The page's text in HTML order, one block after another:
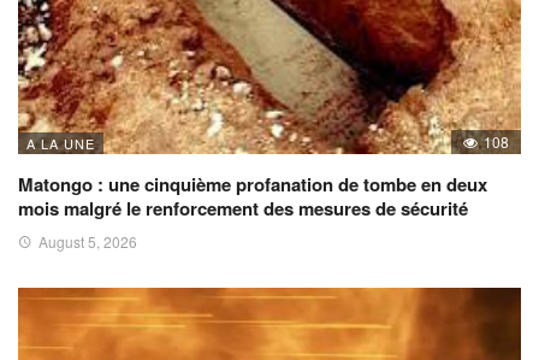
A LA UNE 108
Matongo : une cinquième profanation de tombe en deux
mois malgré le renforcement des mesures de sécurité
August 5, 2026